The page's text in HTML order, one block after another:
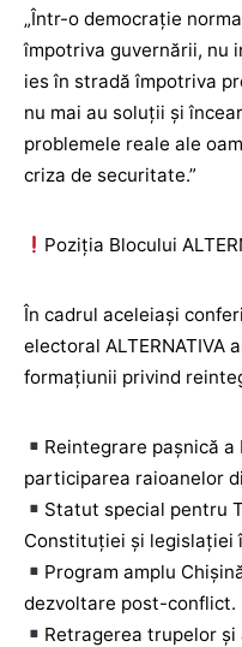
„Într-o democrație
împotriva guvernării, nu
ies în stradă împotriva
nu mai au soluții și
problemele reale ale
criza de securitate.”
Poziția Blocului
În cadrul aceleiași
electoral ALTERNATIVA
formațiunii privind
Reintegrare pașnică a
participarea raioanelor
Statut special pentru
Constituției și legislației
Program amplu
dezvoltare post-conflict.
Retragerea trupelor